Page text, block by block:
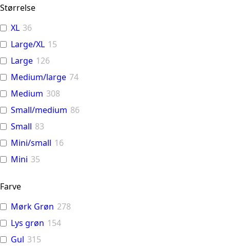
Størrelse
XL 36
Large/XL 15
Large 126
Medium/large 74
Medium 308
Small/medium 86
Small 83
Mini/small 16
Mini 35
Farve
Mørk Grøn 278
Lys grøn 154
Gul 315